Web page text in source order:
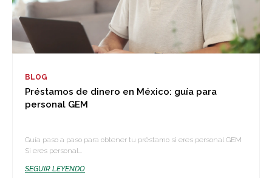
BLOG
Préstamos de dinero en México: guía para
personal GEM
Guía paso a paso para obtener tu préstamo si eres personal GEM
Si eres personal...
SEGUIR LEYENDO